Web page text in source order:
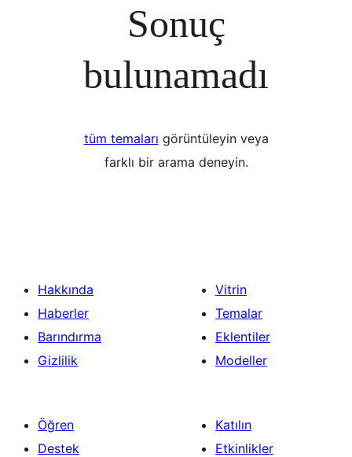
Sonuç
bulunamadı
tüm temaları görüntüleyin veya
farklı bir arama deneyin.
Hakkında
Haberler
Barındırma
Gizlilik
Vitrin
Temalar
Eklentiler
Modeller
Öğren
Destek
Katılın
Etkinlikler